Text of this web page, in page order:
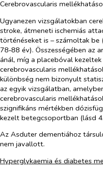
Cerebrovascularis
Ugyanezen vizsgálatokban
stroke, átmeneti ischemiás
történéseket is – számoltak
78‑88 év). Összességében az
ánál, míg a placebóval
cerebrovascularis
különbség nem bizonyult
az egyik vizsgálatban,
cerebrovascularis
szignifikáns mértékben
kezelt betegcsoportban (lásd
Az Asduter dementiához
nem javallott.
Hyperglykaemia és diabetes